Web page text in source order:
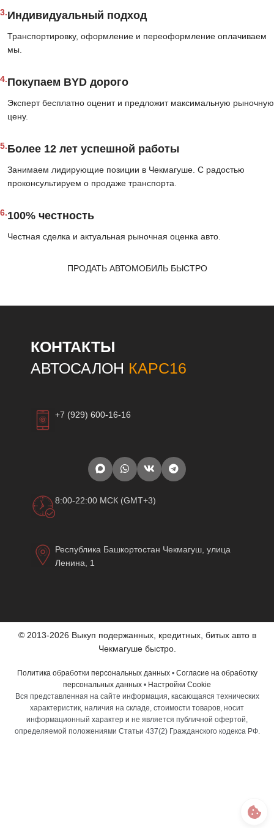
3.Индивидуальный подход
Транспортировку, оформление и переоформление оплачиваем
мы.
4.Покупаем BYD дорого
Эксперт бесплатно оценит и предложит максимальную рыночную
цену.
5.Более 12 лет успешной работы
Занимаем лидирующие позиции в Чекмагуше. С радостью
проконсультируем о продаже транспорта.
6.100% честность
Честная сделка и актуальная рыночная оценка авто.
ПРОДАТЬ АВТОМОБИЛЬ БЫСТРО
КОНТАКТЫ
АВТОСАЛОН КАРС16
+7 (929) 600-16-16
8:00-22:00 МСК (GMT+3)
Республика Башкортостан Чекмагуш, улица
Ленина, 1
© 2013-2026 Выкуп подержанных, кредитных, битых авто в
Чекмагуше быстро.
Политика обработки персональных данных• Согласие на обработку
персональных данных • Настройки Cookie
Вся представленная на сайте информация, касающаяся технических
характеристик, наличия на складе, стоимости товаров, носит
информационный характер и не является публичной офертой,
определяемой положениями Статьи 437(2) Гражданского кодекса РФ.